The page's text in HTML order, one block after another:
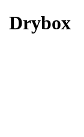
Drybox